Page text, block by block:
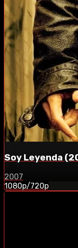
Soy Leyenda
2007
1080p/720p